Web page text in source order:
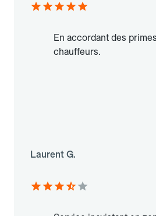
En accordant des
chauffeurs.
Laurent G.